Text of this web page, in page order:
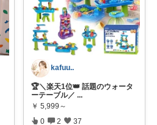
kafuu..
🏆＼楽天1位👑 話題のウォータ
ーテーブル／ ...
￥ 5,999～
0 2 37